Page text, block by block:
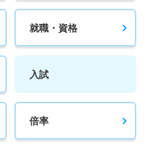
就職・資格
入試
倍率